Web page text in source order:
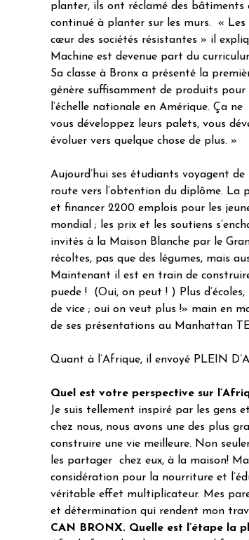
planter, ils ont réclamé des bâtiments
continué à planter sur les murs. « Les
cœur des sociétés résistantes » il
Machine est devenue part du
Sa classe à Bronx a présenté la
génère suffisamment de produits
l’échelle nationale en Amérique. Ça
vous développez leurs palets, vous
évoluer vers quelque chose de plus. »
Aujourd’hui ses étudiants voyagent
route vers l’obtention du diplôme. La
et financer 2200 emplois pour les
mondial ; les prix et les soutiens
invités à la Maison Blanche par le
récoltes, pas que des légumes, mais
Maintenant il est en train de
puede ! (Oui, on peut ! ) Plus
de vice ; oui on veut plus !» main en
de ses présentations au Manhattan
Quant à l’Afrique, il envoyé PLEIN
Quel est votre perspective sur
Je suis tellement inspiré par les gens
chez nous, nous avons une des plus
construire une vie meilleure. Non
les partager chez eux, à la maison!
considération pour la nourriture et
véritable effet multiplicateur. Mes
et détermination qui rendent mon
CAN BRONX. Quelle est l’étape la